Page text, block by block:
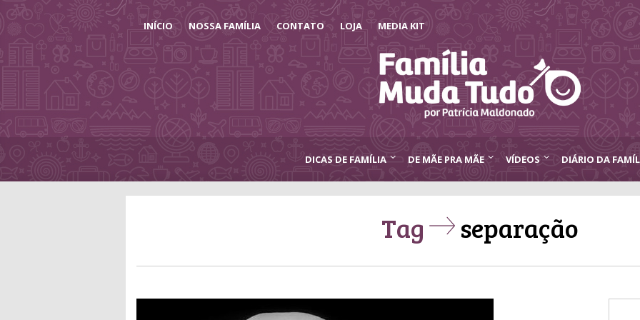
INÍCIO NOSSA FAMÍLIA CONTATO LOJA MEDIA KIT
DICAS DE FAMÍLIA DE MÃE PRA MÃE VÍDEOS DIÁRIO DA
Tag separação